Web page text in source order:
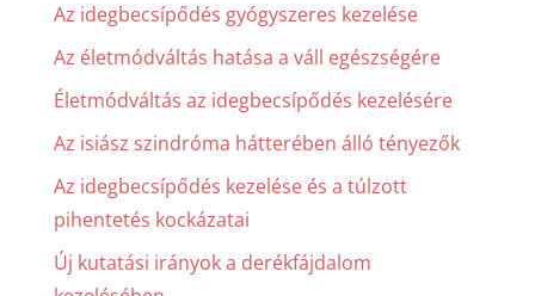
Az idegbecsípődés gyógyszeres kezelése
Az életmódváltás hatása a váll egészségére
Életmódváltás az idegbecsípődés kezelésére
Az isiász szindróma hátterében álló tényezők
Az idegbecsípődés kezelése és a túlzott
pihentetés kockázatai
Új kutatási irányok a derékfájdalom